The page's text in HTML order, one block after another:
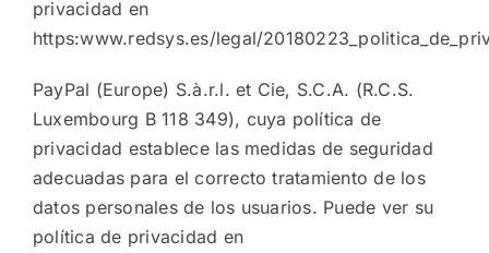
privacidad en
https:www.redsys.es/legal/
PayPal (Europe) S.à.r.l. et Cie, S.C.A. (R.C.S.
Luxembourg B 118 349), cuya política de
privacidad establece las medidas de seguridad
adecuadas para el correcto tratamiento de los
datos personales de los usuarios. Puede ver su
política de privacidad en